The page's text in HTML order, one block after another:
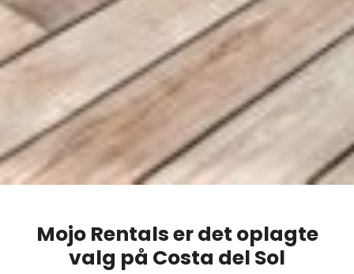
Mojo Rentals er det oplagte
valg på Costa del Sol